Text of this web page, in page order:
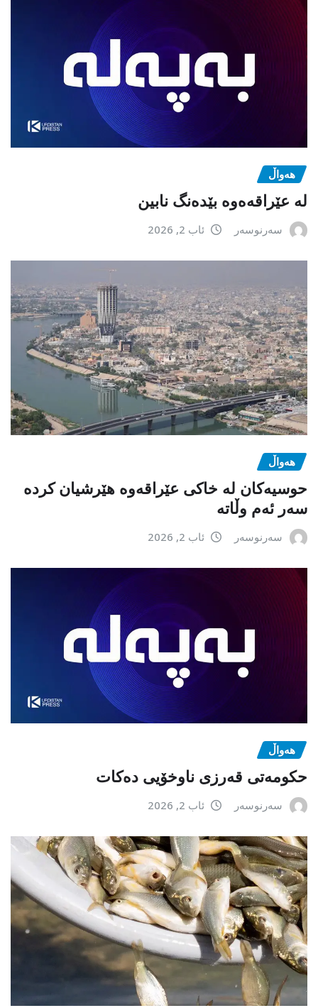
هەواڵ
لە عێراقەەوە بێدەنگ نابین
سەرنوسەر ئاب 2, 2026
هەواڵ
حوسیەکان لە خاکی عێراقەوە هێرشیان کردە
سەر ئەم وڵاتە
سەرنوسەر ئاب 2, 2026
هەواڵ
حکومەتی قەرزی ناوخۆیی دەکات
سەرنوسەر ئاب 2, 2026